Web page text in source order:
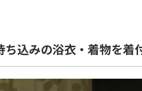
込みの浴衣・着物を着